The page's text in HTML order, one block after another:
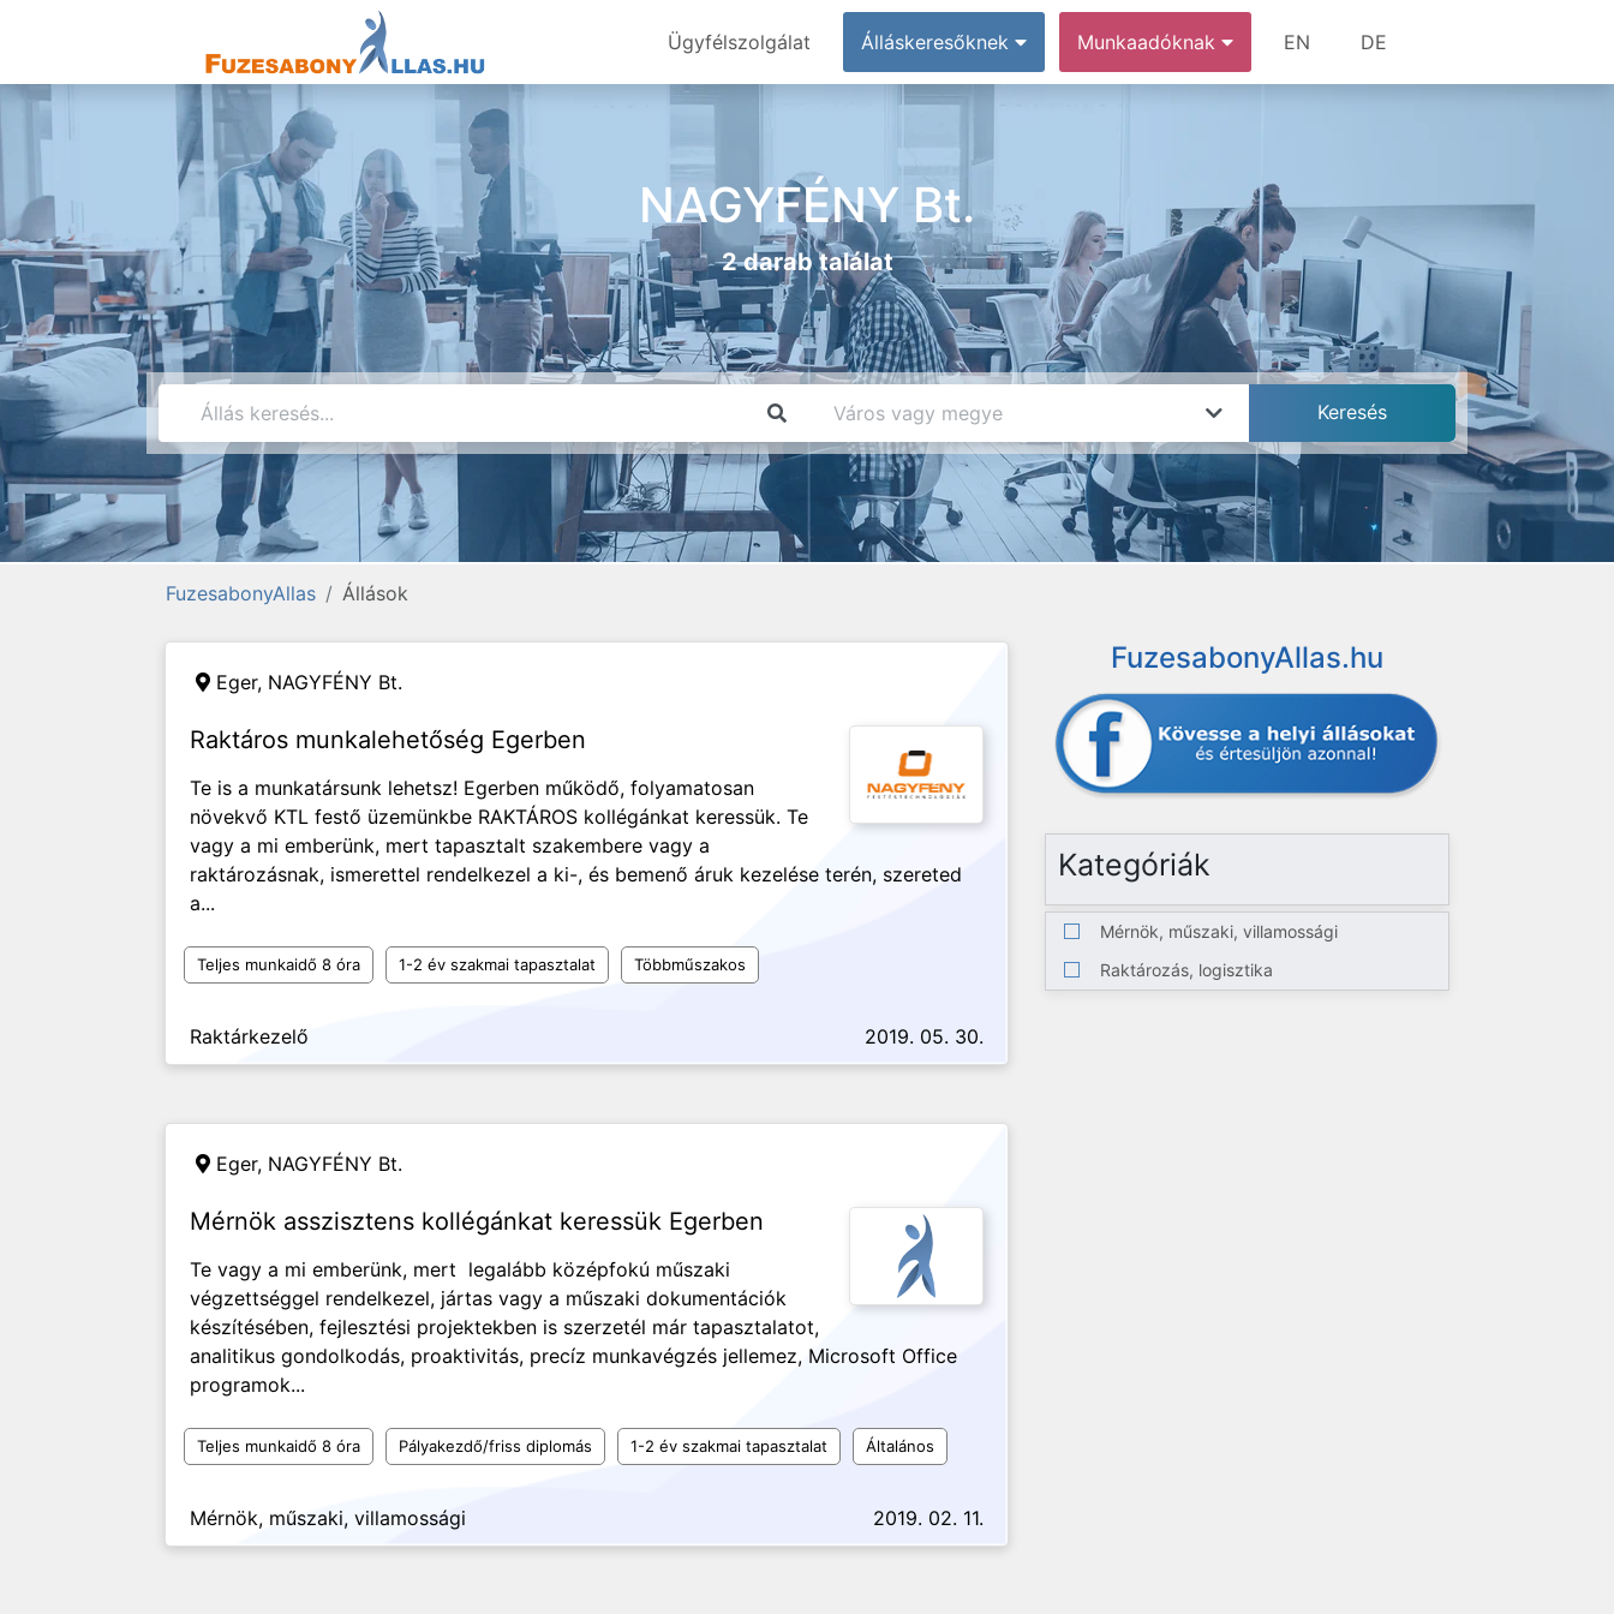
Ügyfélszolgálat Álláskeresőknek Munkaadóknak EN DE
NAGYFÉNY Bt.
2 darab találat
FuzesabonyAllas Állások
Eger, NAGYFÉNY Bt.
Raktáros munkalehetőség Egerben
Te is a munkatársunk lehetsz! Egerben működő, folyamatosan
növekvő KTL festő üzemünkbe RAKTÁROS kollégánkat keressük. Te
vagy a mi emberünk, mert tapasztalt szakembere vagy a
raktározásnak, ismerettel rendelkezel a ki-, és bemenő áruk kezelése terén, szereted
a...
Teljes munkaidő 8 óra 1-2 év szakmai tapasztalat Többműszakos
Raktárkezelő 2019. 05. 30.
Eger, NAGYFÉNY Bt.
Mérnök asszisztens kollégánkat keressük Egerben
Te vagy a mi emberünk, mert legalább középfokú műszaki
végzettséggel rendelkezel, jártas vagy a műszaki dokumentációk
készítésében, fejlesztési projektekben is szerzetél már tapasztalatot,
analitikus gondolkodás, proaktivitás, precíz munkavégzés jellemez, Microsoft Office
programok...
Teljes munkaidő 8 óra Pályakezdő/friss diplomás 1-2 év szakmai tapasztalat Általános
Mérnök, műszaki, villamossági 2019. 02. 11.
FuzesabonyAllas.hu
Kategóriák
Mérnök, műszaki, villamossági
Raktározás, logisztika